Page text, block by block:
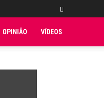
OPINIÃO VÍDEOS